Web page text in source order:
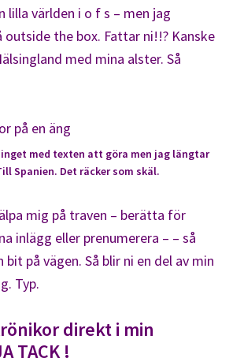
lilla världen i o f s – men jag
outside the box. Fattar ni!!? Kanske
med mina alster. Så
med texten att göra men jag längtar
Spanien. Det räcker som skäl.
mig på traven – berätta för
inlägg eller prenumerera – – så
på vägen. Så blir ni en del av min
Typ.
direkt i min
TACK !